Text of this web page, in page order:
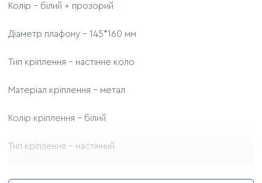
Колір - білий + прозорий
Діаметр плафону - 145*160 мм
Тип кріплення - настінне коло
Матеріал кріплення - метал
Колір кріплення - білий
Тип кріплення - настінний